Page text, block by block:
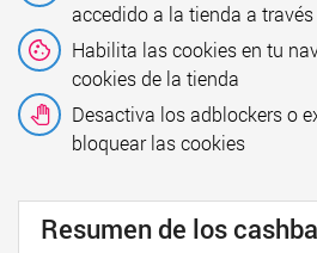
accedido a la tienda a
Habilita las cookies en tu
cookies de la tienda
Desactiva los adblockers o
bloquear las cookies
Resumen de los